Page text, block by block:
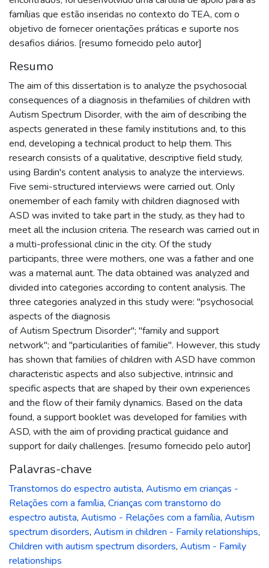
famílias que estão inseridas no contexto do TEA, com o
objetivo de fornecer orientações práticas e suporte nos
desafios diários. [resumo fornecido pelo autor]
Resumo
The aim of this dissertation is to analyze the psychosocial
consequences of a diagnosis in thefamilies of children with
Autism Spectrum Disorder, with the aim of describing the
aspects generated in these family institutions and, to this
end, developing a technical product to help them. This
research consists of a qualitative, descriptive field study,
using Bardin's content analysis to analyze the interviews.
Five semi-structured interviews were carried out. Only
onemember of each family with children diagnosed with
ASD was invited to take part in the study, as they had to
meet all the inclusion criteria. The research was carried out in
a multi-professional clinic in the city. Of the study
participants, three were mothers, one was a father and one
was a maternal aunt. The data obtained was analyzed and
divided into categories according to content analysis. The
three categories analyzed in this study were: "psychosocial
aspects of the diagnosis
of Autism Spectrum Disorder"; "family and support
network"; and "particularities of familie". However, this study
has shown that families of children with ASD have common
characteristic aspects and also subjective, intrinsic and
specific aspects that are shaped by their own experiences
and the flow of their family dynamics. Based on the data
found, a support booklet was developed for families with
ASD, with the aim of providing practical guidance and
support for daily challenges. [resumo fornecido pelo autor]
Palavras-chave
Transtornos do espectro autista, Autismo em crianças -
Relações com a família, Crianças com transtorno do
espectro autista, Autismo - Relações com a família, Autism
spectrum disorders, Autism in children - Family relationships,
Children with autism spectrum disorders, Autism - Family
relationships